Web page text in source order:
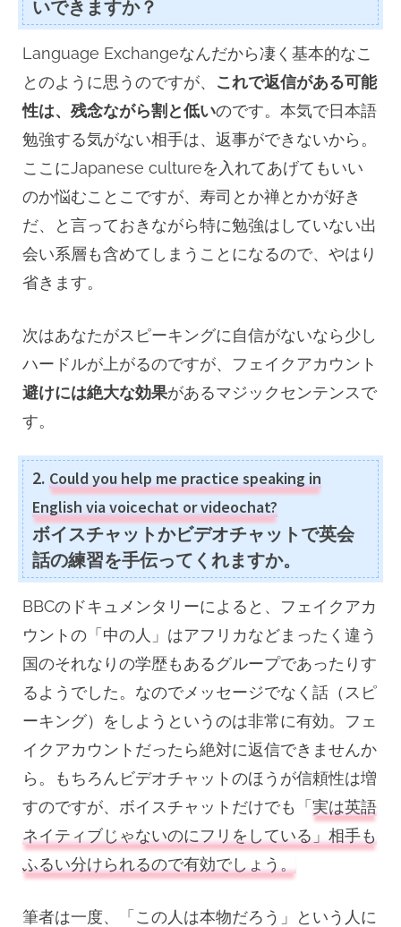
いできますか？
Language Exchangeなんだから凄く基本的なこ
とのように思うのですが、 これで返信がある可能
性は、残念ながら割と低いのです。本気で日本語
勉強する気がない相手は、返事ができないから。
ここにJapanese cultureを入れてあげてもいい
のか悩むことこですが、寿司とか禅とかが好き
だ、と言っておきながら特に勉強はしていない出
会い系層も含めてしまうことになるので、やはり
省きます。
次はあなたがスピーキングに自信がないなら少し
ハードルが上がるのですが、フェイクアカウント
避けには絶大な効果があるマジックセンテンスで
す。
2. Could you help me practice speaking in
English via voicechat or videochat?
ボイスチャットかビデオチャットで英会
話の練習を手伝ってくれますか。
BBCのドキュメンタリーによると、フェイクアカ
ウントの「中の人」はアフリカなどまったく違う
国のそれなりの学歴もあるグループであったりす
るようでした。なのでメッセージでなく話（スピ
ーキング）をしようというのは非常に有効。フェ
イクアカウントだったら絶対に返信できませんか
ら。もちろんビデオチャットのほうが信頼性は増
すのですが、ボイスチャットだけでも「実は英語
ネイティブじゃないのにフリをしている 」相手も
ふるい分けられるので有効でしょう。
筆者は一度、「この人は本物だろう」という人に